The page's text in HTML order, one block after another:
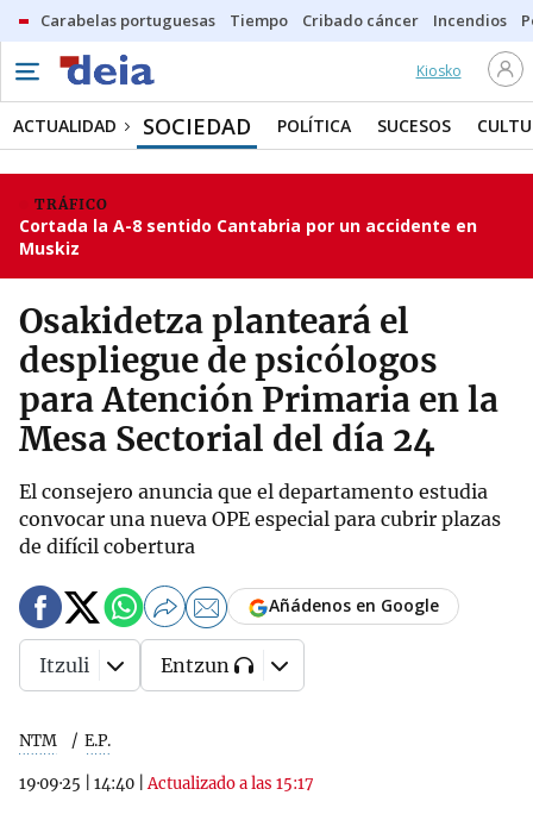
Carabelas portuguesas Tiempo Cribado cáncer Incendios
Kiosko
ACTUALIDAD SOCIEDAD POLÍTICA SUCESOS
TRÁFICO
Cortada la A-8 sentido Cantabria por un accidente en
Muskiz
Osakidetza planteará el
despliegue de psicólogos
para Atención Primaria en la
Mesa Sectorial del día 24
El consejero anuncia que el departamento estudia
convocar una nueva OPE especial para cubrir plazas
de difícil cobertura
NTM E.P.
19·09·25 14:40 |Actualizado a las 15:17
Añádenos en Google
Itzuli Entzun